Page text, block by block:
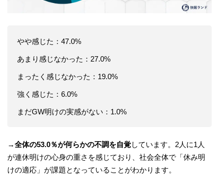
やや感じた：47.0%
あまり感じなかった：27.0%
まったく感じなかった：19.0%
強く感じた：6.0%
まだGW明けの実感がない：1.0%
→全体の53.0％が何らかの不調を自覚しています。2人に1人
が連休明けの心身の重さを感じており、社会全体で「休み明
けの適応」が課題となっていることがわかります。